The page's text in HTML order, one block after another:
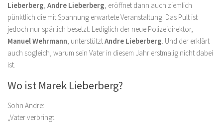
Lieberberg, Andre Lieberberg, eröffnet dann auch ziemlich
pünktlich die mit Spannung erwartete Veranstaltung. Das Pult ist
jedoch nur spärlich besetzt. Lediglich der neue Polizeidirektor,
Manuel Wehrmann, unterstütztAndre Lieberberg. Und der erklärt
auch sogleich, warum sein Vater in diesem Jahr erstmalig nicht dabei
ist.
Wo ist Marek Lieberberg?
Sohn Andre:
„Vater verbringt